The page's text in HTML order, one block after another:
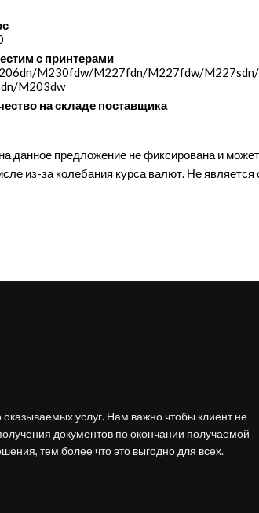
с принтерами
​M230fdw/​M227fdn/​M227fdw/​
​M203dw
на складе поставщика
данное предложение не фиксирована и
из-за колебания курса валют. Не является
услуг. Нам важно чтобы клиент не
документов по окончании получаемой
тем более что это выгодно для всех.